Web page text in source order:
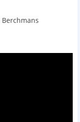
Berchmans